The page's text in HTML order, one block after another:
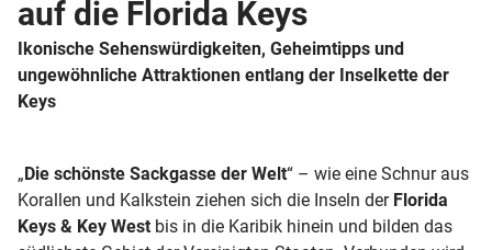
auf die Florida Keys
Ikonische Sehenswürdigkeiten, Geheimtipps und
ungewöhnliche Attraktionen entlang der Inselkette der
Keys
„Die schönste Sackgasse der Welt“ – wie eine Schnur aus
Korallen und Kalkstein ziehen sich die Inseln der Florida
Keys & Key West bis in die Karibik hinein und bilden das